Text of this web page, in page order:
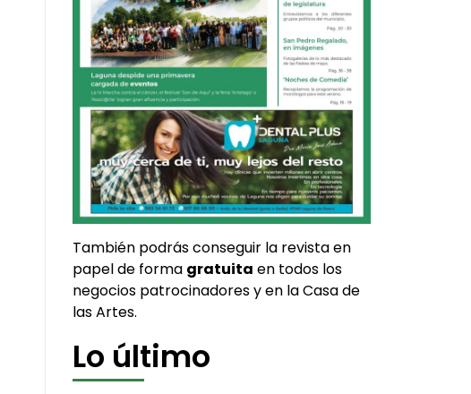
También podrás conseguir la revista en
papel de forma gratuita en todos los
negocios patrocinadores y en la Casa de
las Artes.
Lo último